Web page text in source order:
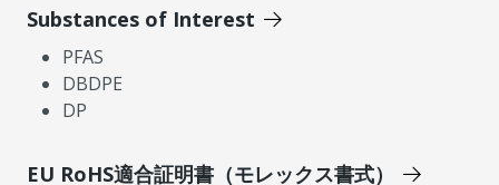
Substances of Interest
PFAS
DBDPE
DP
EU RoHS適合証明書（モレックス書式）